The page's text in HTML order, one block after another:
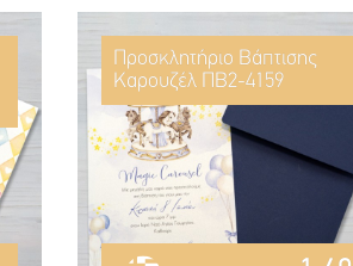
Προσκλητήριο Βάπτισης
Καρουζέλ ΠΒ2-4159